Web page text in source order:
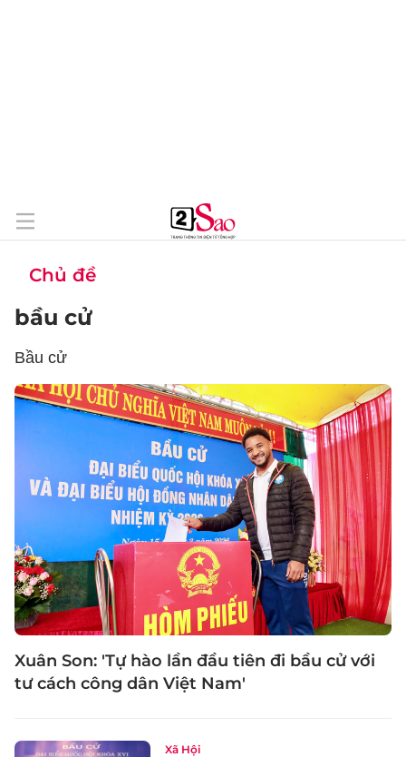
Chủ đề
bầu cử
Bầu cử
Xuân Son: 'Tự hào lần đầu tiên đi bầu cử với
tư cách công dân Việt Nam'
Xã Hội